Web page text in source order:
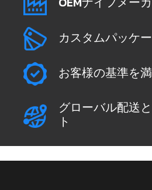
カスタムパッケ
お客様の基準を
グローバル配送
ト